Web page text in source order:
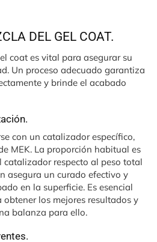
DEL GEL COAT.
coat es vital para asegurar su
Un proceso adecuado garantiza
y brinde el acabado
con un catalizador específico,
MEK. La proporción habitual es
catalizador respecto al peso total
asegura un curado efectivo y
en la superficie. Es esencial
obtener los mejores resultados y
balanza para ello.